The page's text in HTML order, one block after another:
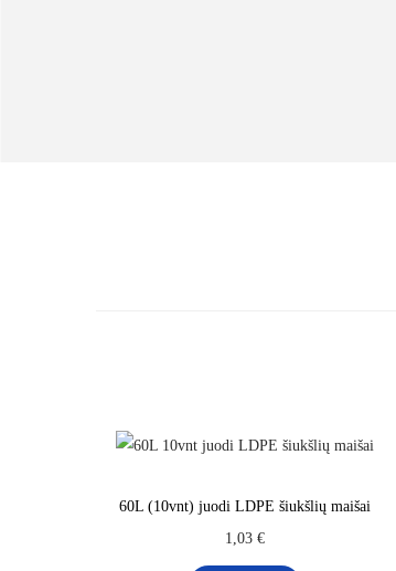
60L (10vnt) juodi LDPE šiukšlių maišai
1,03 €